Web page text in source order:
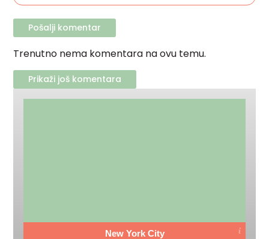
Trenutno nema komentara na ovu temu.
Prikaži još komentara
New York City